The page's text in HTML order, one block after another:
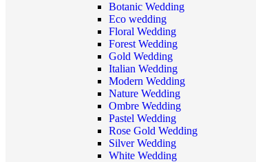
Botanic Wedding
Eco wedding
Floral Wedding
Forest Wedding
Gold Wedding
Italian Wedding
Modern Wedding
Nature Wedding
Ombre Wedding
Pastel Wedding
Rose Gold Wedding
Silver Wedding
White Wedding